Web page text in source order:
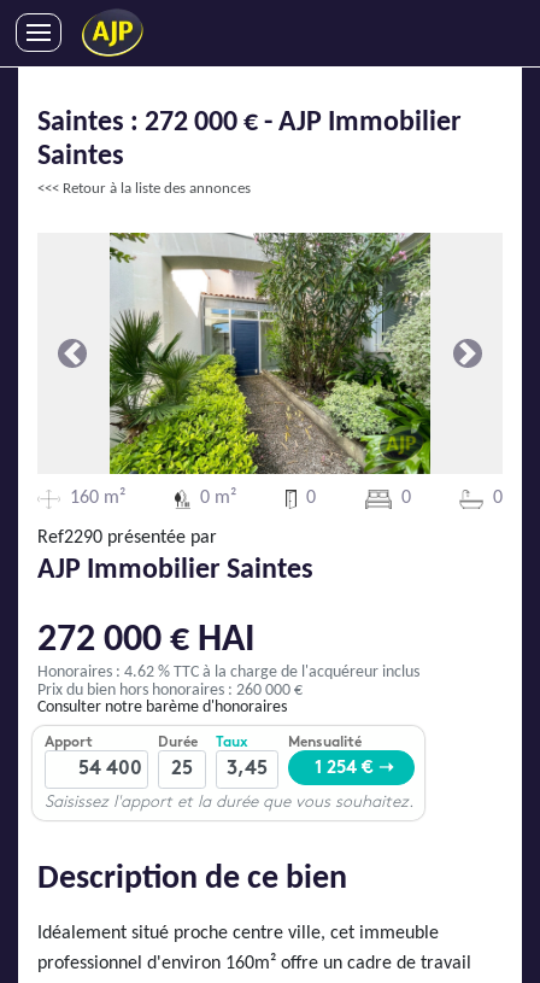
VENTES
LOCATIONS
GESTION LOCATIVE
IMMOBILIER NEUF
LOCATIONS DE VACANCES
ENTREPRISES
DEVENIR FRANCHISÉ
AJP Recrute
AJP Actualités
Service Qualité Clients
Saintes : 272 000 € - AJP Immobilier
Saintes
<<< Retour à la liste des annonces
Précédente Suivante
160 m² 0 m² 0 0 0
Ref2290 présentée par
AJP Immobilier Saintes
272 000 € HAI
Honoraires : 4.62 % TTC à la charge de l'acquéreur inclus
Prix du bien hors honoraires : 260 000 €
Consulter notre barème d'honoraires
Description de ce bien
Idéalement situé proche centre ville, cet immeuble
professionnel d'environ 160m² offre un cadre de travail